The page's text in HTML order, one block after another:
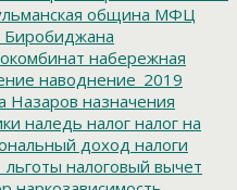
община МФЦ
Биробиджана
набережная
наводнение_2019
Назаров назначения
наледь налог налог на
доход налоги
налоговый вычет